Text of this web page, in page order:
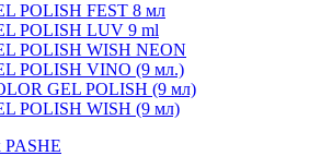
POLISH FEST 8 мл
POLISH LUV 9 ml
POLISH WISH NEON
POLISH VINO (9 мл.)
GEL POLISH (9 мл)
POLISH WISH (9 мл)
PASHE